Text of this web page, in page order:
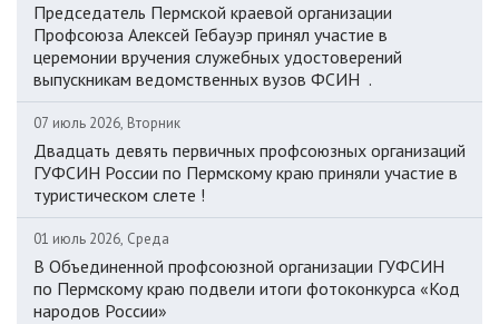
Председатель Пермской краевой организации
Профсоюза Алексей Гебауэр принял участие в
церемонии вручения служебных удостоверений
выпускникам ведомственных вузов ФСИН .
07 июль 2026, Вторник
Двадцать девять первичных профсоюзных организаций
ГУФСИН России по Пермскому краю приняли участие в
туристическом слете !
01 июль 2026, Среда
В Объединенной профсоюзной организации ГУФСИН
по Пермскому краю подвели итоги фотоконкурса «Код
народов России»